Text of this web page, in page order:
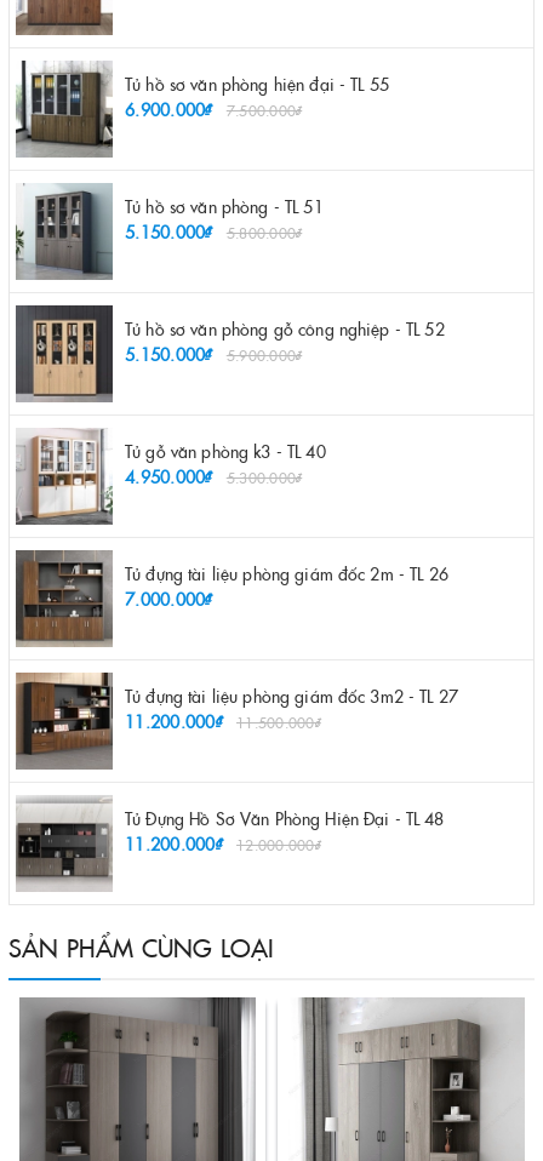
Tủ hồ sơ văn phòng hiện đại - TL 55
6.900.000₫
7.500.000₫
Tủ hồ sơ văn phòng - TL 51
5.150.000₫
5.800.000₫
Tủ hồ sơ văn phòng gỗ công nghiệp - TL 52
5.150.000₫
5.900.000₫
Tủ gỗ văn phòng k3 - TL 40
4.950.000₫
5.300.000₫
Tủ đựng tài liệu phòng giám đốc 2m - TL 26
7.000.000₫
Tủ đựng tài liệu phòng giám đốc 3m2 - TL 27
11.200.000₫
11.500.000₫
Tủ Đựng Hồ Sơ Văn Phòng Hiện Đại - TL 48
11.200.000₫
12.000.000₫
SẢN PHẨM CÙNG LOẠI